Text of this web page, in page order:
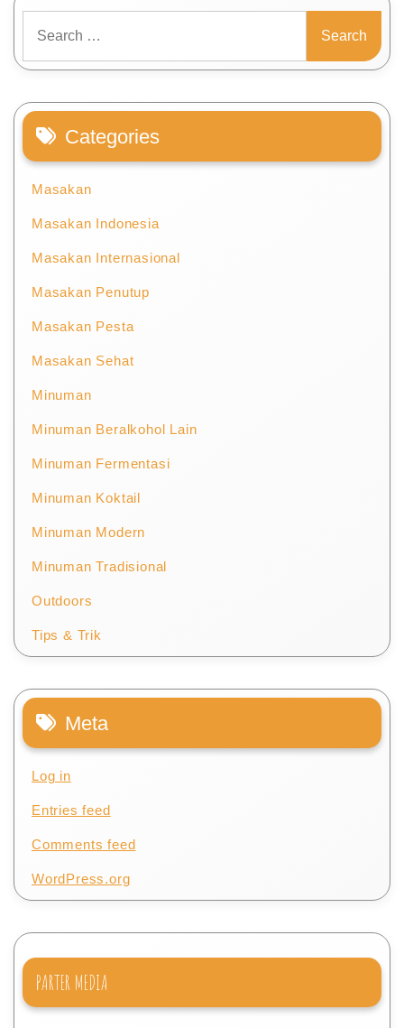
for:
Categories
Masakan
Masakan Indonesia
Masakan Internasional
Masakan Penutup
Masakan Pesta
Masakan Sehat
Minuman
Minuman Beralkohol Lain
Minuman Fermentasi
Minuman Koktail
Minuman Modern
Minuman Tradisional
Outdoors
Tips & Trik
Meta
Log in
Entries feed
Comments feed
WordPress.org
PARTER MEDIA